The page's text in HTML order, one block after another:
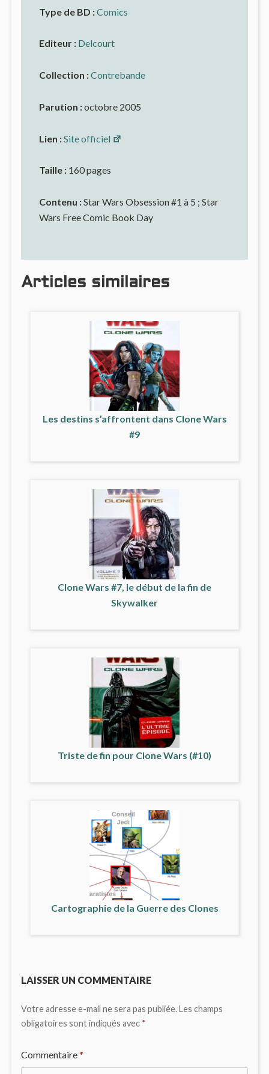
Type de BD :Comics
Editeur : Delcourt
Collection :Contrebande
Parution :octobre 2005
Lien :Site officiel
Taille : 160 pages
Contenu :Star Wars Obsession #1 à 5 ; Star
Wars Free Comic Book Day
Articles similaires
Les destins s’affrontent dans Clone Wars
#9
Clone Wars #7, le début de la fin de
Skywalker
Triste de fin pour Clone Wars (#10)
Cartographie de la Guerre des Clones
LAISSER UN COMMENTAIRE
Votre adresse e-mail ne sera pas publiée. Les champs
obligatoires sont indiqués avec *
Commentaire*